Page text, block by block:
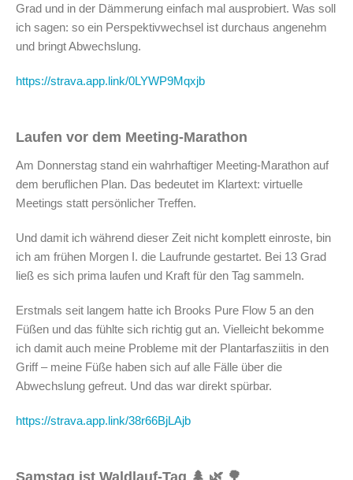
Grad und in der Dämmerung einfach mal ausprobiert. Was soll
ich sagen: so ein Perspektivwechsel ist durchaus angenehm
und bringt Abwechslung.
https://strava.app.link/0LYWP9Mqxjb
Laufen vor dem Meeting-Marathon
Am Donnerstag stand ein wahrhaftiger Meeting-Marathon auf
dem beruflichen Plan. Das bedeutet im Klartext: virtuelle
Meetings statt persönlicher Treffen.
Und damit ich während dieser Zeit nicht komplett einroste, bin
ich am frühen Morgen I. die Laufrunde gestartet. Bei 13 Grad
ließ es sich prima laufen und Kraft für den Tag sammeln.
Erstmals seit langem hatte ich Brooks Pure Flow 5 an den
Füßen und das fühlte sich richtig gut an. Vielleicht bekomme
ich damit auch meine Probleme mit der Plantarfasziitis in den
Griff – meine Füße haben sich auf alle Fälle über die
Abwechslung gefreut. Und das war direkt spürbar.
https://strava.app.link/38r66BjLAjb
Samstag ist Waldlauf-Tag 🌲 🌿 🌳